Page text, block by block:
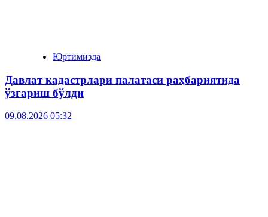
Юртимизда
Давлат кадастрлари палатаси раҳбариятида
ўзгариш бўлди
09.08.2026 05:32